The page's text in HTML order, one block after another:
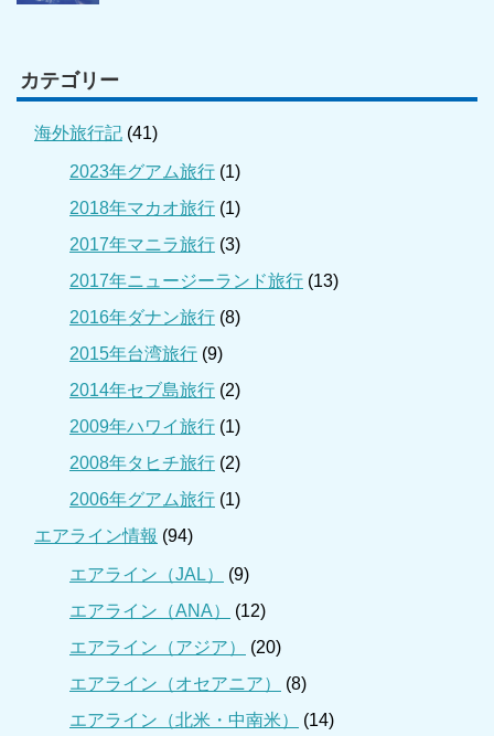
カテゴリー
海外旅行記 (41)
2023年グアム旅行 (1)
2018年マカオ旅行 (1)
2017年マニラ旅行 (3)
2017年ニュージーランド旅行 (13)
2016年ダナン旅行 (8)
2015年台湾旅行 (9)
2014年セブ島旅行 (2)
2009年ハワイ旅行 (1)
2008年タヒチ旅行 (2)
2006年グアム旅行 (1)
エアライン情報 (94)
エアライン（JAL）
(9)
エアライン（ANA）
(12)
エアライン（アジア）
(20)
エアライン（オセアニア）
(8)
エアライン（北米・中南米）
(14)